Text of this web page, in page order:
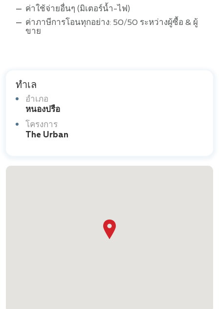
ค่าใช้จ่ายอื่นๆ (มิเตอร์น้ำ-ไฟ)
ค่าภาษีการโอนทุกอย่าง: 50/50 ระหว่างผู้ซื้อ & ผู้
ขาย
ทำเล
อำเภอ
หนองปรือ
โครงการ
The Urban